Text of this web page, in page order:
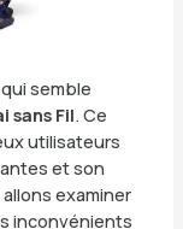
semble
sans Fil. Ce
utilisateurs
et son
examiner
inconvénients